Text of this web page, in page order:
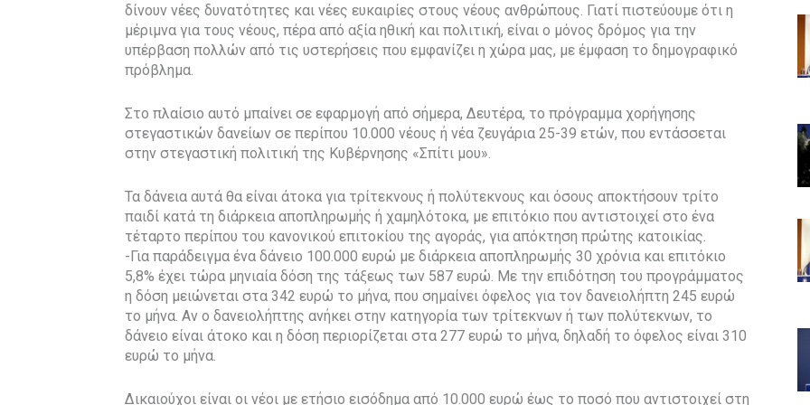
δίνουν νέες δυνατότητες και νέες ευκαιρίες στους νέους ανθρώπους. Γιατί πιστεύουμε ότι η
μέριμνα για τους νέους, πέρα από αξία ηθική και πολιτική, είναι ο μόνος δρόμος για την
υπέρβαση πολλών από τις υστερήσεις που εμφανίζει η χώρα μας, με έμφαση το δημογραφικό
πρόβλημα.
Στο πλαίσιο αυτό μπαίνει σε εφαρμογή από σήμερα, Δευτέρα, το πρόγραμμα χορήγησης
στεγαστικών δανείων σε περίπου 10.000 νέους ή νέα ζευγάρια 25-39 ετών, που εντάσσεται
στην στεγαστική πολιτική της Κυβέρνησης «Σπίτι μου».
Τα δάνεια αυτά θα είναι άτοκα για τρίτεκνους ή πολύτεκνους και όσους αποκτήσουν τρίτο
παιδί κατά τη διάρκεια αποπληρωμής ή χαμηλότοκα, με επιτόκιο που αντιστοιχεί στο ένα
τέταρτο περίπου του κανονικού επιτοκίου της αγοράς, για απόκτηση πρώτης κατοικίας.
-Για παράδειγμα ένα δάνειο 100.000 ευρώ με διάρκεια αποπληρωμής 30 χρόνια και επιτόκιο
5,8% έχει τώρα μηνιαία δόση της τάξεως των 587 ευρώ. Με την επιδότηση του προγράμματος
η δόση μειώνεται στα 342 ευρώ το μήνα, που σημαίνει όφελος για τον δανειολήπτη 245 ευρώ
το μήνα. Αν ο δανειολήπτης ανήκει στην κατηγορία των τρίτεκνων ή των πολύτεκνων, το
δάνειο είναι άτοκο και η δόση περιορίζεται στα 277 ευρώ το μήνα, δηλαδή το όφελος είναι 310
ευρώ το μήνα.
Δικαιούχοι είναι οι νέοι με ετήσιο εισόδημα από 10.000 ευρώ έως το ποσό που αντιστοιχεί στη